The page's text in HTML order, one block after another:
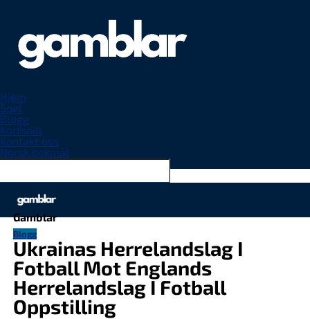
Hjem
Spel
Blogg
Kortspill
Kontakt oss
Norsk bokmål
Connect with us
Gamblar
Blogg
Ukrainas Herrelandslag I
Fotball Mot Englands
Herrelandslag I Fotball
Oppstilling